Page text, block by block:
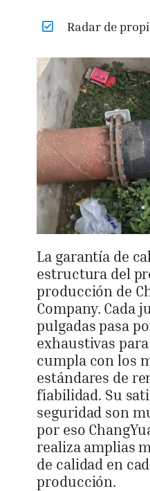
Radar de
La garantía de
estructura del
producción de
Company. Cada
pulgadas pasa
exhaustivas
cumpla con los
estándares de
fiabilidad. Su
seguridad son
por eso
realiza amplias
de calidad en
producción.